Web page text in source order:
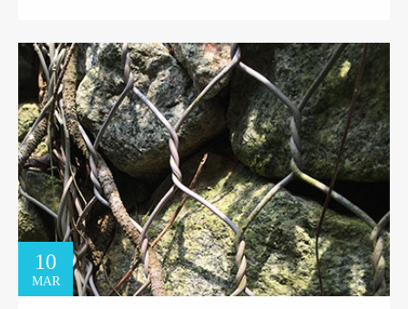
10
MAR